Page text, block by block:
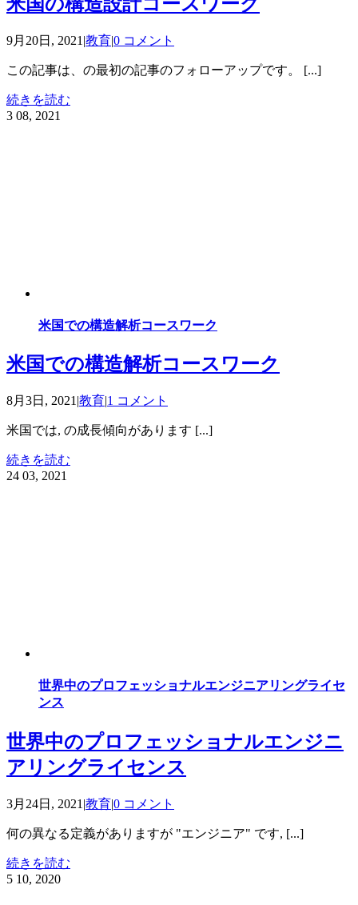
9月20日, 2021 |教育|0 コメント
この記事は、の最初の記事のフォローアップです。 [...]
続きを読む
3 08, 2021
米国での構造解析コースワーク
米国での構造解析コースワーク
8月3日, 2021 |教育|1 コメント
米国では, の成長傾向があります [...]
続きを読む
24 03, 2021
世界中のプロフェッショナルエンジニアリングライセ
ンス
世界中のプロフェッショナルエンジニ
アリングライセンス
3月24日, 2021 |教育|0 コメント
何の異なる定義がありますが "エンジニア" です, [...]
続きを読む
5 10, 2020